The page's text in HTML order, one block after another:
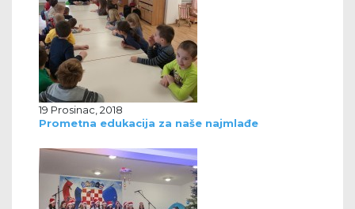
19 Prosinac, 2018
Prometna edukacija za naše najmlađe